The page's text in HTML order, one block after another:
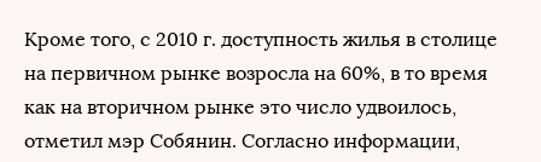
Кроме того, с 2010 г. доступность жилья в столице
на первичном рынке возросла на 60%, в то время
как на вторичном рынке это число удвоилось,
отметил мэр Собянин. Согласно информации,